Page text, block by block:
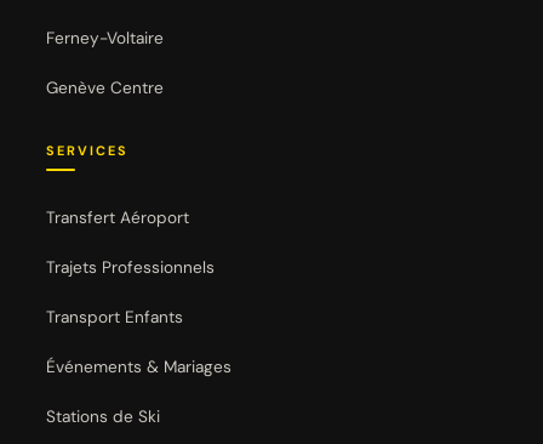
Ferney-Voltaire
Genève Centre
SERVICES
Transfert Aéroport
Trajets Professionnels
Transport Enfants
Événements & Mariages
Stations de Ski